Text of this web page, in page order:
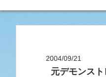
2004/09/21
元デモンス